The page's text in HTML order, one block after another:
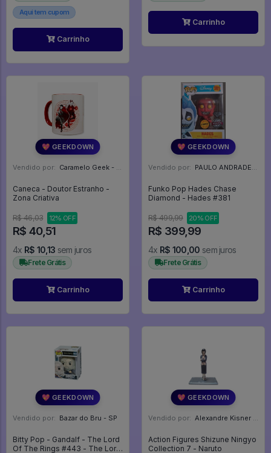
Aqui tem cupom
Carrinho
Carrinho
💖 GEEKDOWN
Vendido por: Caramelo Geek - DF
Caneca - Doutor Estranho -
Zona Criativa
R$ 46,03 12% OFF
R$ 40,51
4x R$ 10,13 sem juros
Frete Grátis
Carrinho
💖 GEEKDOWN
Vendido por: PAULO ANDRADE - RJ
Funko Pop Hades Chase
Diamond - Hades #381
R$ 499,99 20% OFF
R$ 399,99
4x R$ 100,00 sem juros
Frete Grátis
Carrinho
💖 GEEKDOWN
Vendido por: Bazar do Bru - SP
Bitty Pop - Gandalf - The Lord
Of The Rings #443 - The Lord
💖 GEEKDOWN
Vendido por: Alexandre Kisner - PR
Action Figures Shizune Ningyo
Collection 7 - Naruto